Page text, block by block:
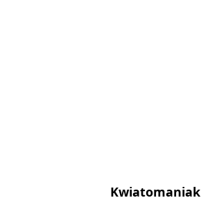
Kwiatomaniak